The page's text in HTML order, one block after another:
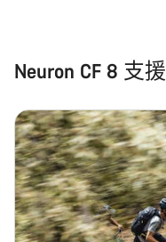
Neuron CF 8 支援